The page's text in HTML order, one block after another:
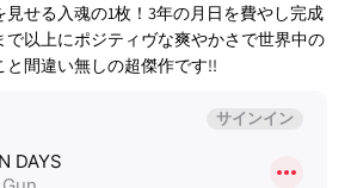
せる入魂の1枚！3年の月日を費やし完成
で以上にポジティヴな爽やかさで世界中の
間違い無しの超傑作です!!